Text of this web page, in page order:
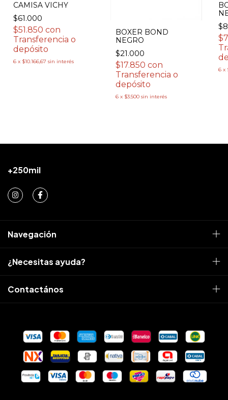
CAMISA VICHY
$61.000
$51.850 con
Transferencia o
depósito
6 x $10.166,67 sin interés
BOXER BOND
NEGRO
$21.000
$17.850con
Transferencia o
depósito
6 x $3.500 sin interés
6 x
Navegación
¿Necesitas ayuda?
Contactános